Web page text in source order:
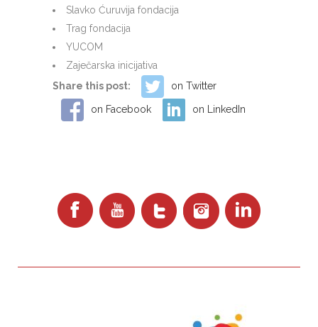
Slavko Ćuruvija fondacija
Trag fondacija
YUCOM
Zaječarska inicijativa
Share this post:
on Twitter
on Facebook on LinkedIn